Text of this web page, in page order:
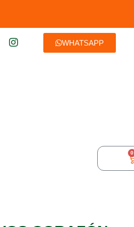
WHATSAPP
0